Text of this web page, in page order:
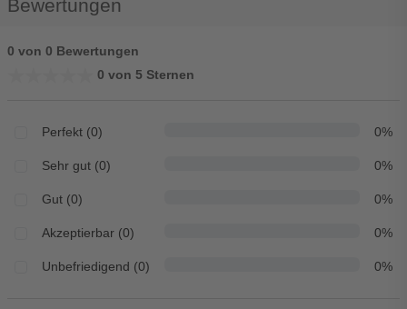
Bewertungen
0 von 0 Bewertungen
0 von 5 Sternen
Perfekt (0) 0%
Sehr gut (0) 0%
Gut (0) 0%
Akzeptierbar (0) 0%
Unbefriedigend (0) 0%